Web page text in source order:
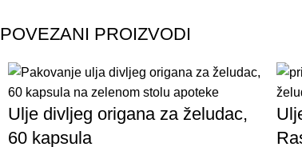
POVEZANI PROIZVODI
Ulje divljeg origana za želudac,
60 kapsula